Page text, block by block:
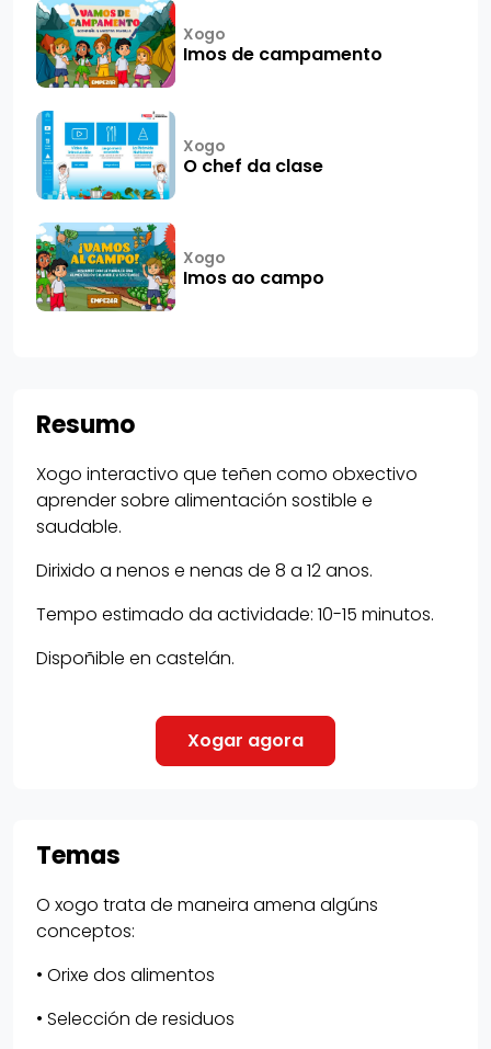
Resumo
Xogo interactivo que teñen como obxectivo
aprender sobre alimentación sostible e
saudable.
Dirixido a nenos e nenas de 8 a 12 anos.
Tempo estimado da actividade: 10-15 minutos.
Dispoñible en castelán.
Temas
O xogo trata de maneira amena algúns
conceptos:
• Orixe dos alimentos
• Selección de residuos
Xogo
Imos de campamento
Xogo
O chef da clase
Xogo
Imos ao campo